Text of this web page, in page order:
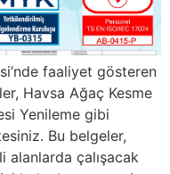
faaliyet gösteren
Havsa Ağaç Kesme
Yenileme gibi
Bu belgeler,
çalışacak